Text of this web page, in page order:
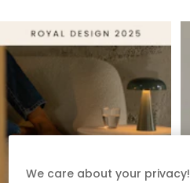
We care about your privacy!